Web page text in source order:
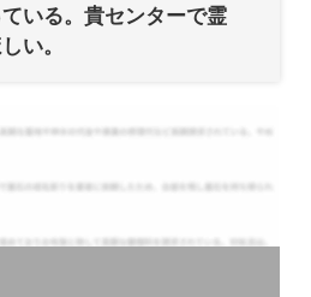
いる。貴センターで霊
い。